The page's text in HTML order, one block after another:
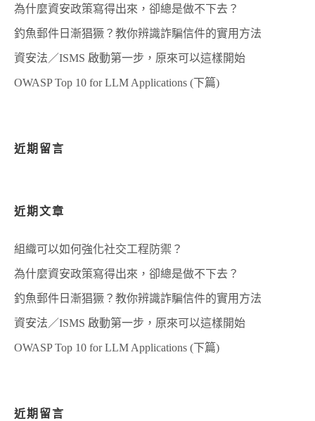
為什麼資安政策寫得出來，卻總是做不下去？
釣魚郵件日漸猖獗？教你辨識詐騙信件的實用方法
資安法／ISMS 啟動第一步，原來可以這樣開始
OWASP Top 10 for LLM Applications (下篇)
近期留言
近期文章
組織可以如何強化社交工程防禦？
為什麼資安政策寫得出來，卻總是做不下去？
釣魚郵件日漸猖獗？教你辨識詐騙信件的實用方法
資安法／ISMS 啟動第一步，原來可以這樣開始
OWASP Top 10 for LLM Applications (下篇)
近期留言